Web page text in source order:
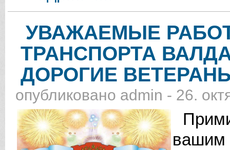
УВАЖАЕМЫЕ
ТРАНСПОРТА
ДОРОГИЕ
опубликовано admin - 26.
вашим